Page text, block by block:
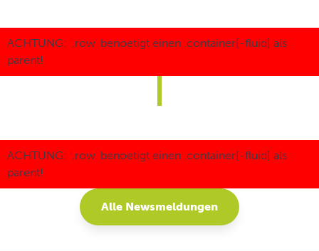
Alle Newsmeldungen